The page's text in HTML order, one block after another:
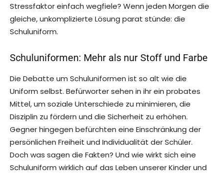
Stressfaktor einfach wegfiele? Wenn jeden Morgen die
gleiche, unkomplizierte Lösung parat stünde: die
Schuluniform.
Schuluniformen: Mehr als nur Stoff und Farbe
Die Debatte um Schuluniformen ist so alt wie die
Uniform selbst. Befürworter sehen in ihr ein probates
Mittel, um soziale Unterschiede zu minimieren, die
Disziplin zu fördern und die Sicherheit zu erhöhen.
Gegner hingegen befürchten eine Einschränkung der
persönlichen Freiheit und Individualität der Schüler.
Doch was sagen die Fakten? Und wie wirkt sich eine
Schuluniform wirklich auf das Leben unserer Kinder und